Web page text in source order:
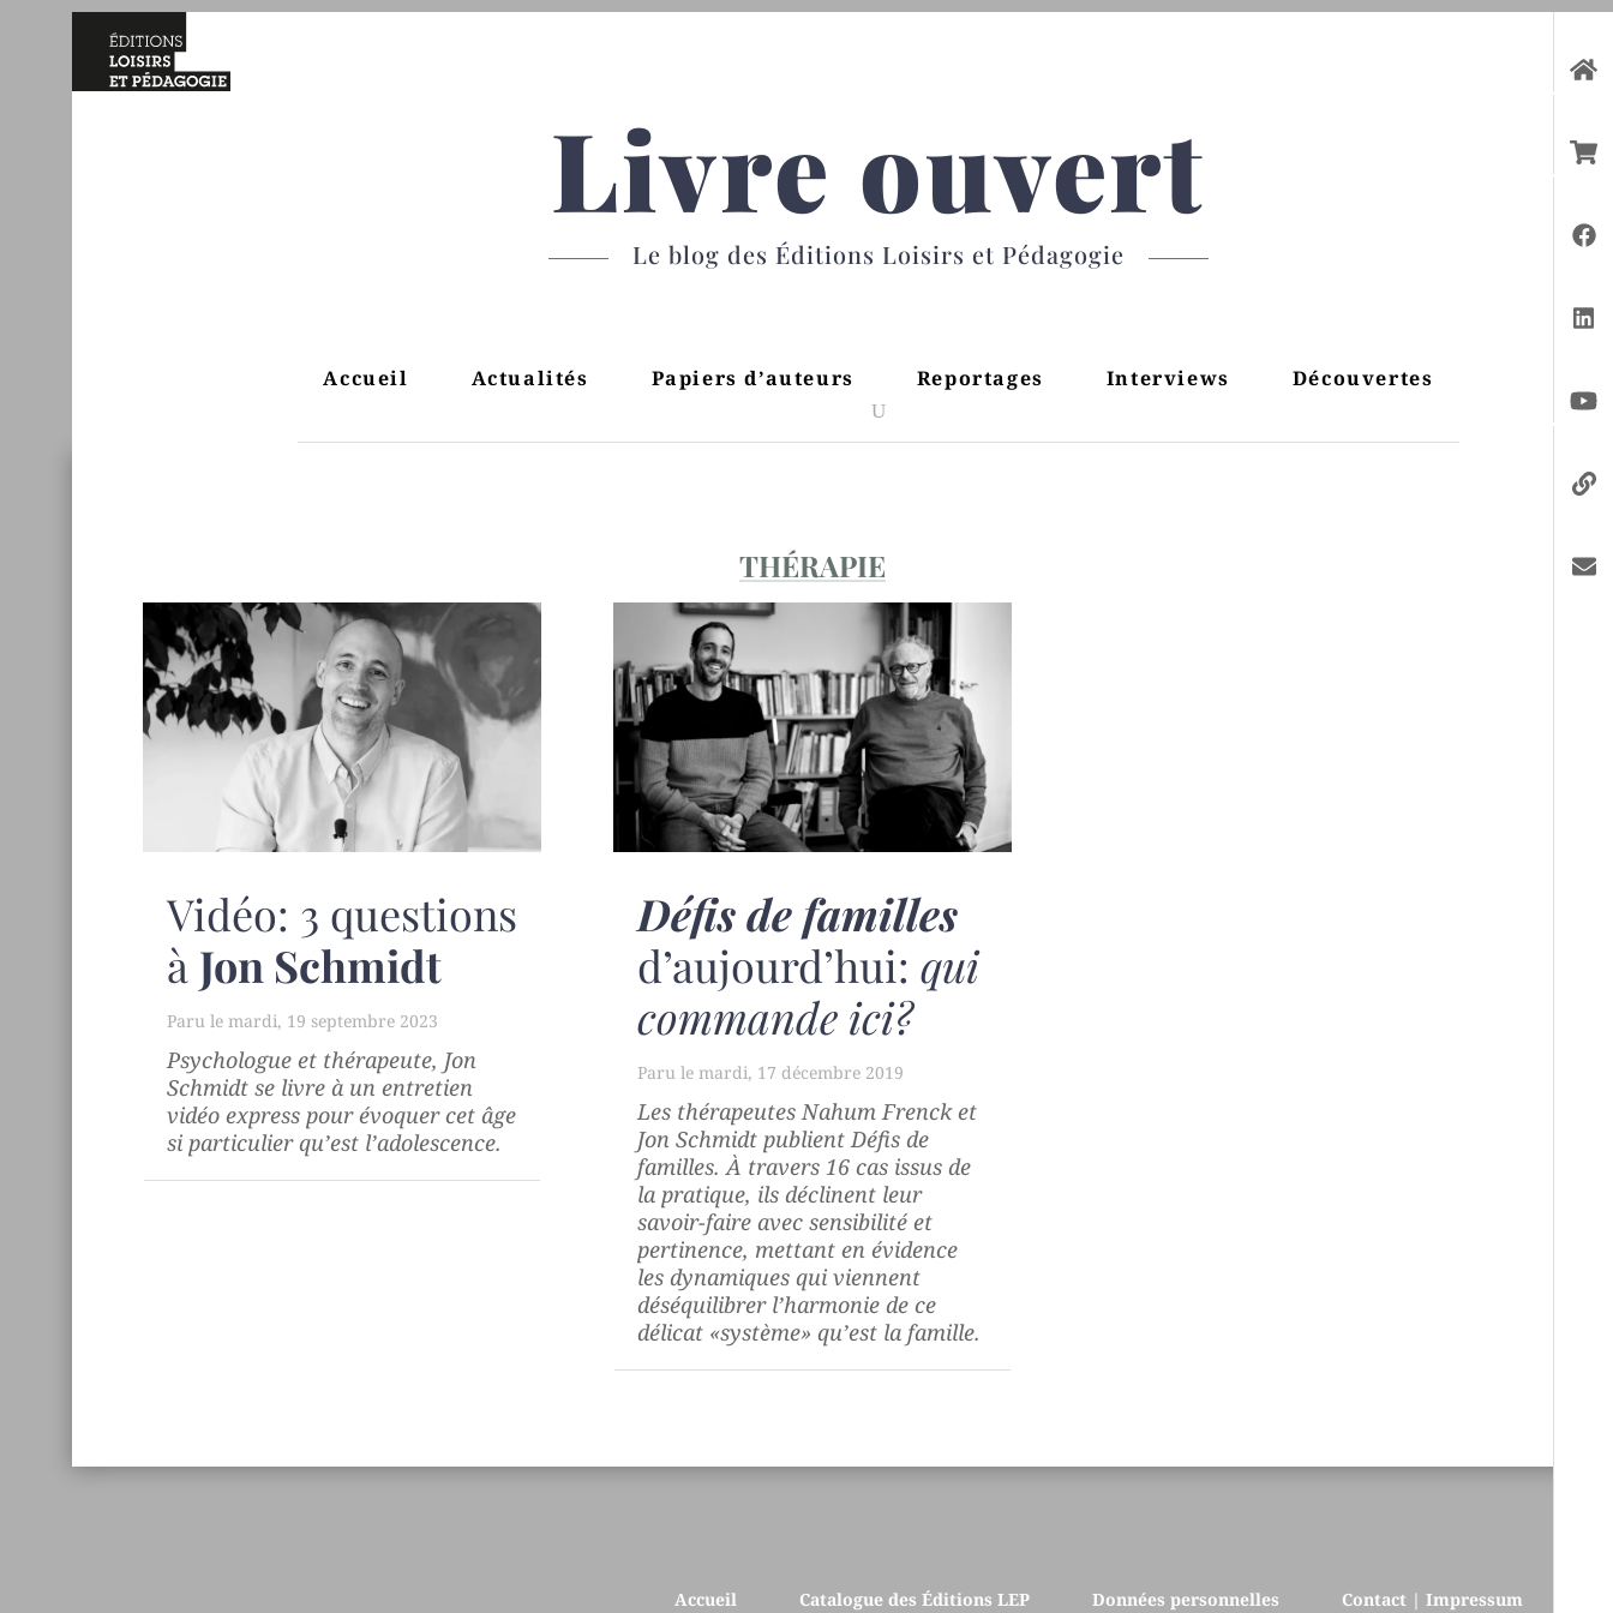
Livre ouvert
Le blog des Éditions Loisirs et Pédagogie
Accueil Actualités Papiers d’auteurs Reportages Interviews Découvertes
THÉRAPIE
Vidéo: 3 questions
à Jon Schmidt
mardi, 19 septembre 2023
Psychologue et thérapeute, Jon
Schmidt se livre à un entretien
vidéo express pour évoquer cet âge
si particulier qu’est l’adolescence.
Défis de familles
d’aujourd’hui: qui
commande ici?
mardi, 17 décembre 2019
Les thérapeutes Nahum Frenck et
Jon Schmidt publientDéfis de
familles. À travers 16 cas issus de
la pratique, ils déclinent leur
savoir-faire avec sensibilité et
pertinence, mettant en évidence
les dynamiques qui viennent
déséquilibrer l’harmonie de ce
délicat «système» qu’est la famille.
Accueil Catalogue des Éditions LEP Données personnelles Contact | Impressum